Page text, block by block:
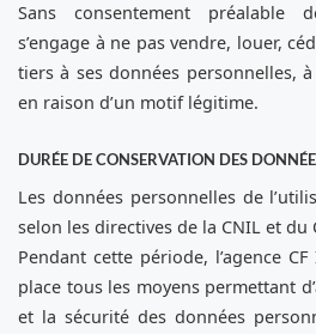
Sans consentement préalable
s’engage à ne pas vendre, louer,
tiers à ses données personnelles,
en raison d’un motif légitime.
DURÉE DE CONSERVATION DES
Les données personnelles de
selon les directives de la CNIL et du
Pendant cette période, l’agence CF
place tous les moyens permettant
et la sécurité des données